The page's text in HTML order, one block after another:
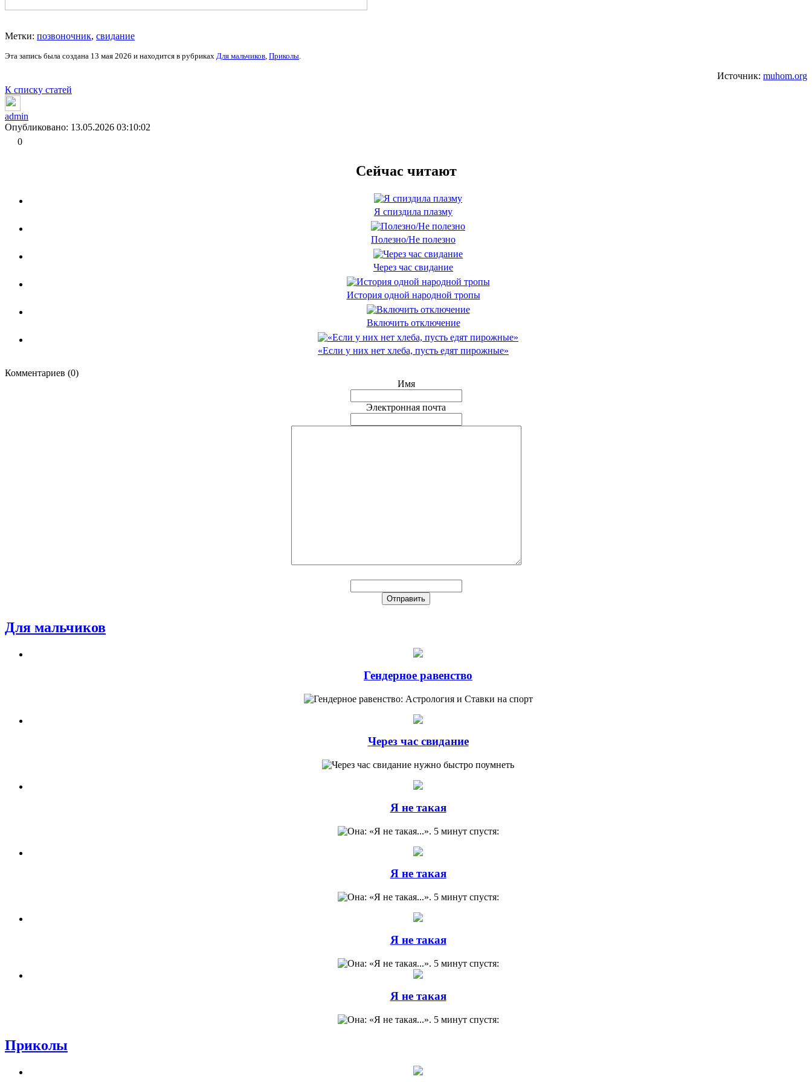
Метки: позвоночник, свидание
Эта запись была создана 13 мая 2026 и находится в рубриках Для мальчиков Приколы
Источник: muhom.org
К списку статей
admin
Опубликовано: 13.05.2026 03:10:02
0
Сейчас читают
Я спиздила плазму
Полезно/Не полезно
Через час свидание
История одной народной тропы
Включить отключение
«Если у них нет хлеба, пусть едят пирожные»
Комментариев (0)
Имя
Электронная почта
Для мальчиков
Гендерное равенство
Через час свидание
Я не такая
Я не такая
Я не такая
Я не такая
Приколы